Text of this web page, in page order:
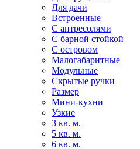
Для дачи
Встроенные
С антресолями
С барной стойкой
С островом
Малогабаритные
Модульные
Скрытые ручки
Размер
Мини-кухни
Узкие
3 кв. м.
5 кв. м.
6 кв. м.